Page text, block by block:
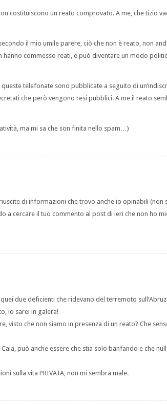
costituiscono un reato comprovato. A me, che tizio
il mio umile parere, ciò che non è reato, non
commesso reati, e può diventare un modo
telefonate sono pubblicate a seguito di
che però vengono resi pubblici. A me il reato
ma mi sa che son finita nello spam…)
di informazioni che trovo anche io opinabili (non
a cercare il tuo commento al post di ieri che non ho
due deficienti che ridevano del terremoto
io sarei in galera!
visto che non siamo in presenza di un reato? Che
può anche essere che stia solo banfando e che
sulla vita PRIVATA, non mi sembra male.